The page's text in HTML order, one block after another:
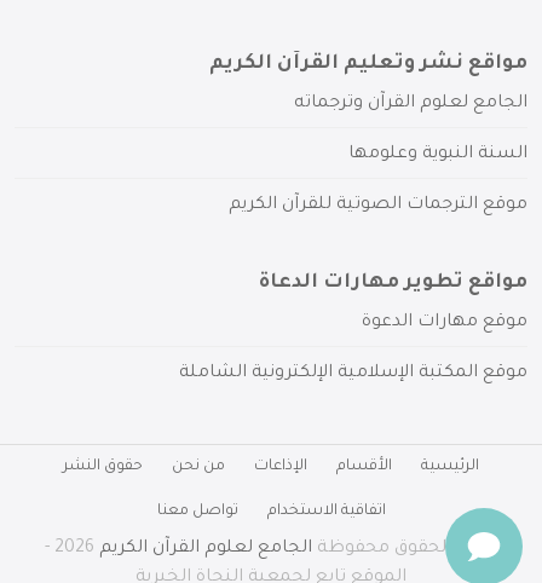
مواقع نشر وتعليم القرآن الكريم
الجامع لعلوم القرآن وترجماته
السنة النبوية وعلومها
موقع الترجمات الصوتية للقرآن الكريم
مواقع تطوير مهارات الدعاة
موقع مهارات الدعوة
موقع المكتبة الإسلامية الإلكترونية الشاملة
الرئيسية الأقسام الإذاعات من نحن حقوق النشر
اتفاقية الاستخدام تواصل معنا
جميع الحقوق محفوظة الجامع لعلوم القرآن الكريم
2026 -
الموقع تابع لجمعية النجاة الخيرية